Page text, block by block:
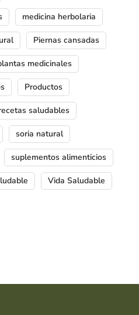
medicina herbolaria
Piernas cansadas
medicinales
Productos
saludables
soria natural
suplementos alimenticios
Vida Saludable